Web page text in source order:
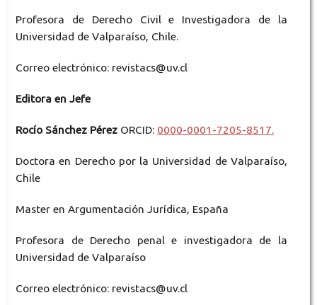
Profesora de Derecho Civil e Investigadora de la
Universidad de Valparaíso, Chile.
Correo electrónico: revistacs@uv.cl
Editora en Jefe
Rocío Sánchez Pérez ORCID: 0000-0001-7205-8517.
Doctora en Derecho por la Universidad de Valparaíso,
Chile
Master en Argumentación Jurídica, España
Profesora de Derecho penal e investigadora de la
Universidad de Valparaíso
Correo electrónico: revistacs@uv.cl